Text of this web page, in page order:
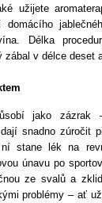
užijete
Délka
zábal v délce deset
jako zázrak
snadno zúročit
stane lék na
únavu po
ze svalů a
problémy – ať